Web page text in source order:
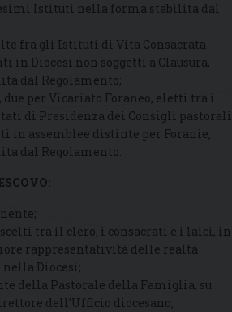
Istituti nella forma stabilita dal
fra gli Istituti di Vita Consacrata
Diocesi non soggetti a Clausura,
dal Regolamento;
per Vicariato Foraneo, eletti tra i
di Presidenza dei Consigli pastorali
in assemblee distinte per Foranie,
dal Regolamento.
tra il clero, i consacrati e i laici, in
rappresentatività delle realtà
Diocesi;
della Pastorale della Famiglia, su
dell’Ufficio diocesano;